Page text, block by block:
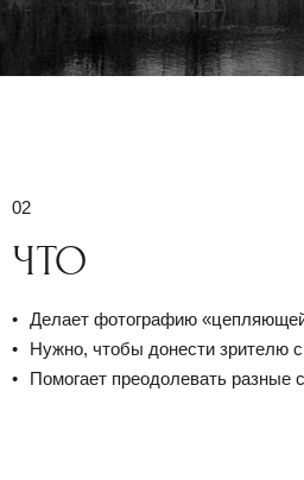
02
ЧТО
Делает фотографию
Нужно, чтобы донести зрителю
Помогает преодолевать разные